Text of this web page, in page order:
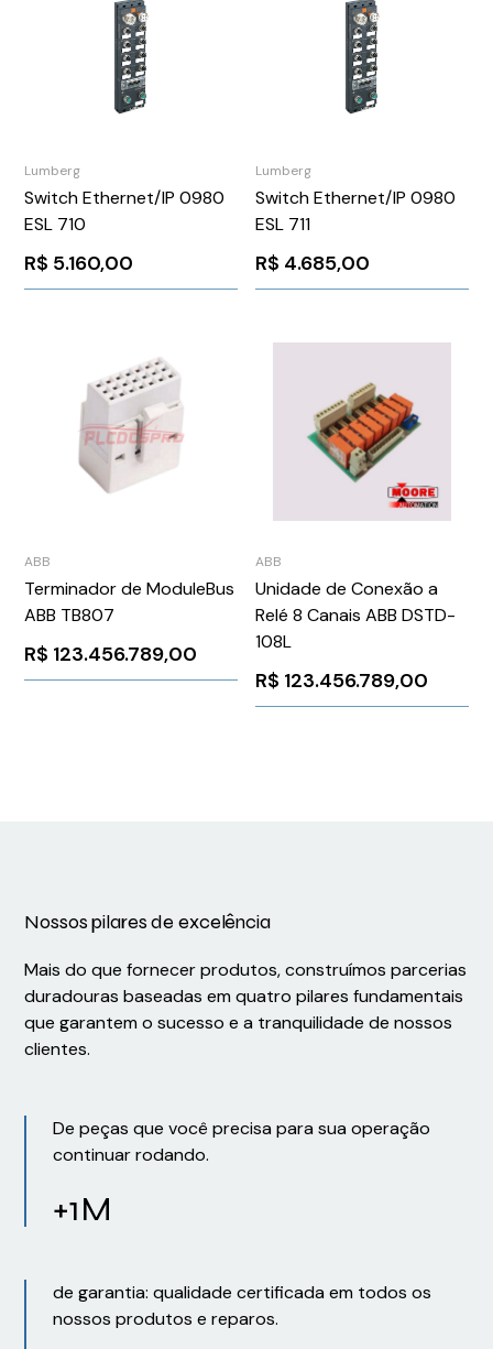
Lumberg
Switch Ethernet/IP 0980
ESL 710
R$ 5.160,00
Lumberg
Switch Ethernet/IP 0980
ESL 711
R$ 4.685,00
ABB
Terminador de ModuleBus
ABB TB807
R$ 123.456.789,00
ABB
Unidade de Conexão a
Relé 8 Canais ABB DSTD-
108L
R$ 123.456.789,00
Nossos pilares de excelência
Mais do que fornecer produtos, construímos parcerias
duradouras baseadas em quatro pilares fundamentais
que garantem o sucesso e a tranquilidade de nossos
clientes.
De peças que você precisa para sua operação
continuar rodando.
+1M
de garantia: qualidade certificada em todos os
nossos produtos e reparos.